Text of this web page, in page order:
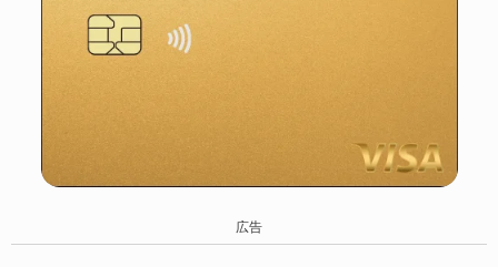
投資
金融教育
広告